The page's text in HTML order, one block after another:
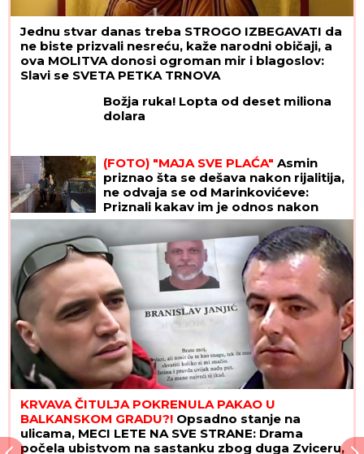
Jednu stvar danas treba STROGO IZBEGAVATI da
ne biste prizvali nesreću, kaže narodni običaji, a
ova MOLITVA donosi ogroman mir i blagoslov:
Slavi se SVETA PETKA TRNOVA
Božja ruka! Lopta od deset miliona
dolara
(FOTO) "MAJA SVE PLAĆA" Asmin
priznao šta se dešava nakon rijalitija,
ne odvaja se od Marinkovićeve:
Priznali kakav im je odnos nakon
skandala
KRVAVA ČITULJA POKRENULA PAKAO U
BALKANSKOM GRADU?! Opsadno stanje na
ulicama, MECI LETE NA SVE STRANE: Drama
počela ubistvom na sastanku zbog duga Zviceru,